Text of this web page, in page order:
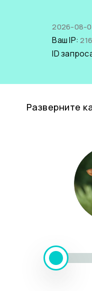
2026-08-
Ваш IP:
ID
Разверните